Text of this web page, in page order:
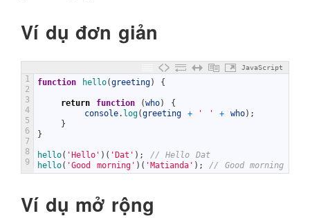
Ví dụ đơn giản
JavaScript
1
2
3
4
5
6
7
8
9
function hello(greeting) {
return function (who)
{
console. log(greeting + ' ' + who) ;
}
}
hello( 'Hello' ) ( 'Dat' ) ;
// Hello Dat
hello( 'Good morning' ) ( 'Matianda' ) ; // Good morning
Ví dụ mở rộng